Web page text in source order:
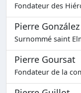
Fondateur des
Pierre González
Surnommé saint
Pierre Goursat
Fondateur de la